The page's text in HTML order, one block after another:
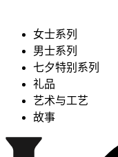
女士系列
男士系列
七夕特别系列
礼品
艺术与工艺
故事